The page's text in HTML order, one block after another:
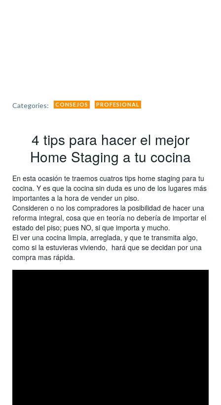
Categories: CONSEJOS PROFESIONAL
4 tips para hacer el mejor
Home Staging a tu cocina
En esta ocasión te traemos cuatros tips home staging para tu
cocina. Y es que la cocina sin duda es uno de los lugares más
importantes a la hora de vender un piso.
Consideren o no los compradores la posibilidad de hacer una
reforma integral, cosa que en teoría no debería de importar el
estado del piso; pues NO, si que importa y mucho.
El ver una cocina limpia, arreglada, y que te transmita algo,
como si la estuvieras viviendo, hará que se decidan por una
compra mas rápida.